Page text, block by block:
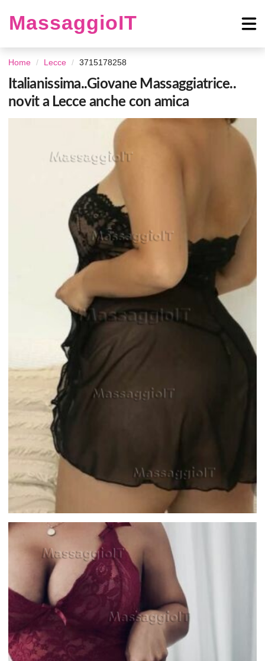
MassaggioIT
Home Lecce 3715178258
Italianissima..Giovane Massaggiatrice..
novit a Lecce anche con amica